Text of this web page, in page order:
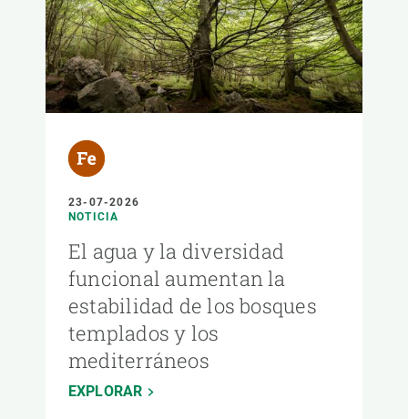
23-07-2026
NOTICIA
El agua y la diversidad
funcional aumentan la
estabilidad de los bosques
templados y los
mediterráneos
EXPLORAR